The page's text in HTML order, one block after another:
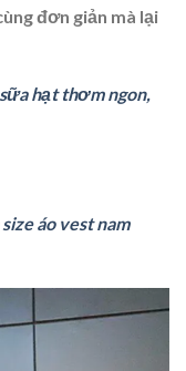
đơn giản mà lại
hạt thơm ngon,
áo vest nam